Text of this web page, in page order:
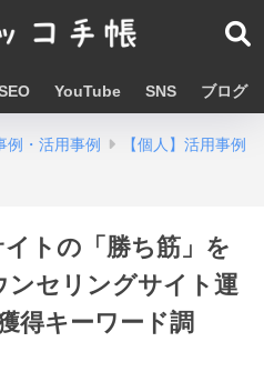
YouTube SNS ブログ
例・活用事例 【個人】活用事例
イトの「勝ち筋」を
ンセリングサイト運
得キーワード調